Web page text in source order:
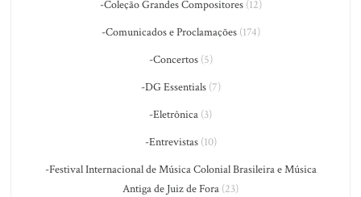
-Coleção Grandes Compositores(12)
-Comunicados e Proclamações(174)
-Concertos(5)
-DG Essentials(7)
-Eletrônica (3)
-Entrevistas(10)
-Festival Internacional de Música Colonial Brasileira e Música
Antiga de Juiz de Fora (23)